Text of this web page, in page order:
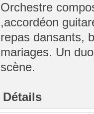
Orchestre
,accordéon
repas dansants,
mariages. Un
scène.
Détails